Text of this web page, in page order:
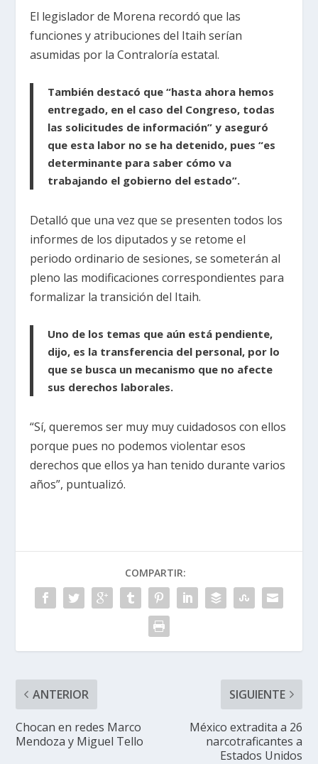
El legislador de Morena recordó que las
funciones y atribuciones del Itaih serían
asumidas por la Contraloría estatal.
También destacó que “hasta ahora hemos
entregado, en el caso del Congreso, todas
las solicitudes de información” y aseguró
que esta labor no se ha detenido, pues “es
determinante para saber cómo va
trabajando el gobierno del estado”.
Detalló que una vez que se presenten todos los
informes de los diputados y se retome el
periodo ordinario de sesiones, se someterán al
pleno las modificaciones correspondientes para
formalizar la transición del Itaih.
Uno de los temas que aún está pendiente,
dijo, es la transferencia del personal, por lo
que se busca un mecanismo que no afecte
sus derechos laborales.
“Sí, queremos ser muy muy cuidadosos con ellos
porque pues no podemos violentar esos
derechos que ellos ya han tenido durante varios
años”, puntualizó.
COMPARTIR:
ANTERIOR
Chocan en redes Marco
Mendoza y Miguel Tello
SIGUIENTE
México extradita a 26
narcotraficantes a
Estados Unidos